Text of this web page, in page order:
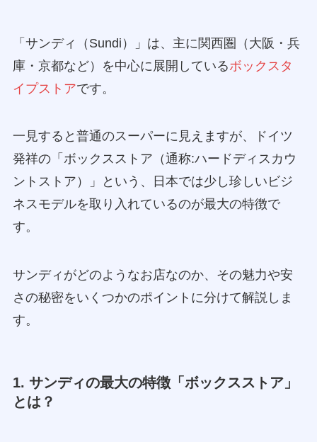
「サンディ（Sundi）」は、主に関西圏（大阪・兵
庫・京都など）を中心に展開しているボックスタ
イプストアです。
一見すると普通のスーパーに見えますが、ドイツ
発祥の「ボックスストア（通称:ハードディスカウ
ントストア）」という、日本では少し珍しいビジ
ネスモデルを取り入れているのが最大の特徴で
す。
サンディがどのようなお店なのか、その魅力や安
さの秘密をいくつかのポイントに分けて解説しま
す。
1. サンディの最大の特徴「ボックスストア」
とは？